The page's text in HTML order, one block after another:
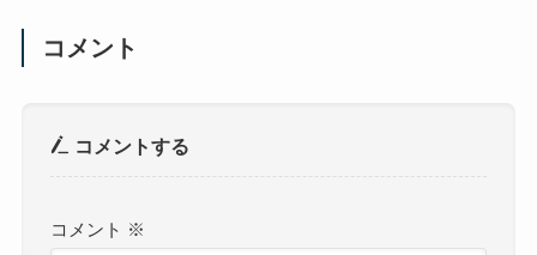
コメント
コメントする
コメント ※